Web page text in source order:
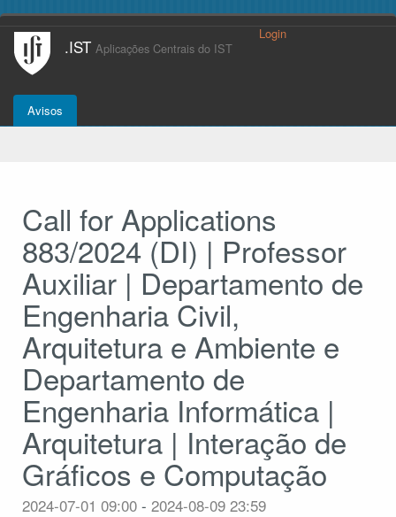
.IST Aplicações Centrais do IST
Login
Avisos
Call for Applications
883/2024 (DI) | Professor
Auxiliar | Departamento de
Engenharia Civil,
Arquitetura e Ambiente e
Departamento de
Engenharia Informática |
Arquitetura | Interação de
Gráficos e Computação
2024-07-01 09:00 - 2024-08-09 23:59